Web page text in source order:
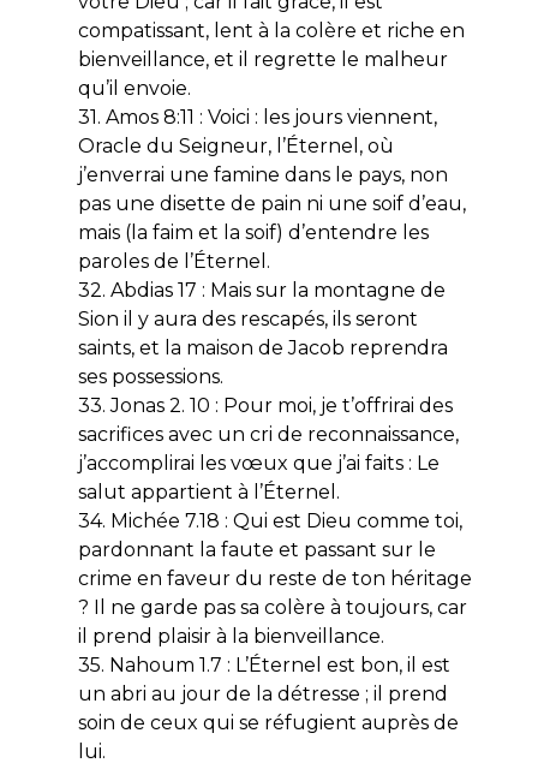
compatissant, lent à la colère et riche en
bienveillance, et il regrette le malheur
qu’il envoie.
31. Amos 8:11 : Voici : les jours viennent,
Oracle du Seigneur, l’Éternel, où
j’enverrai une famine dans le pays, non
pas une disette de pain ni une soif d’eau,
mais (la faim et la soif) d’entendre les
paroles de l’Éternel.
32. Abdias 17 : Mais sur la montagne de
Sion il y aura des rescapés, ils seront
saints, et la maison de Jacob reprendra
ses possessions.
33. Jonas 2. 10 : Pour moi, je t’offrirai des
sacrifices avec un cri de reconnaissance,
j’accomplirai les vœux que j’ai faits : Le
salut appartient à l’Éternel.
34. Michée 7.18 : Qui est Dieu comme toi,
pardonnant la faute et passant sur le
crime en faveur du reste de ton héritage
? Il ne garde pas sa colère à toujours, car
il prend plaisir à la bienveillance.
35. Nahoum 1.7 : L’Éternel est bon, il est
un abri au jour de la détresse ; il prend
soin de ceux qui se réfugient auprès de
lui.